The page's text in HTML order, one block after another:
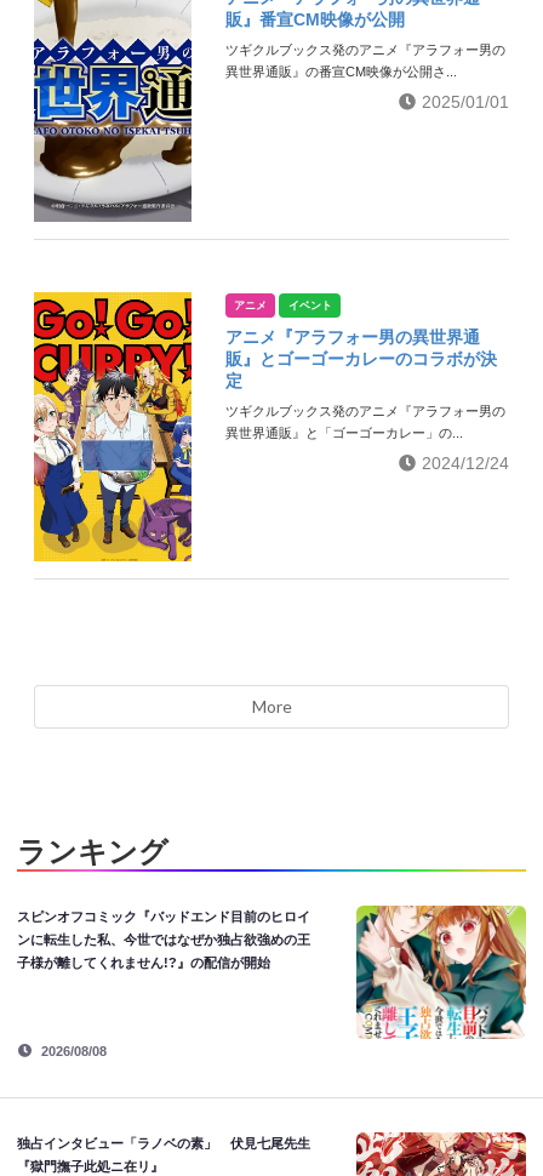
販』番宣CM映像が公開
ツギクルブックス発のアニメ『アラフォー男の
異世界通販』の番宣CM映像が公開さ...
2025/01/01
アニメ イベント
アニメ『アラフォー男の異世界通
販』とゴーゴーカレーのコラボが決
定
ツギクルブックス発のアニメ『アラフォー男の
異世界通販』と「ゴーゴーカレー」の...
2024/12/24
More
ランキング
スピンオフコミック『バッドエンド目前のヒロイ
ンに転生した私、今世ではなぜか独占欲強めの王
子様が離してくれません!?』の配信が開始
2026/08/08
独占インタビュー「ラノベの素」 伏見七尾先生
『獄門撫子此処ニ在リ』